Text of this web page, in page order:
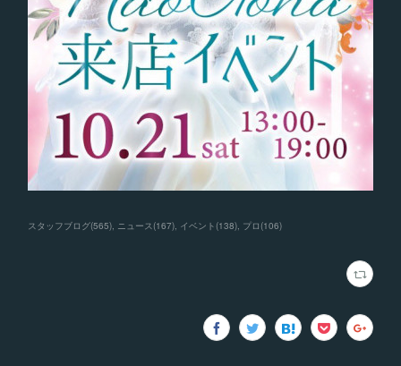
スタッフブログ(565) ニュース(167) イベント (138) プロ (106)